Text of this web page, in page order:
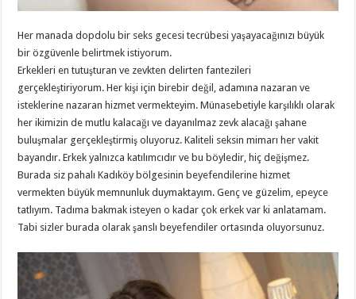
Her manada dopdolu bir seks gecesi tecrübesi yaşayacağınızı büyük
bir özgüvenle belirtmek istiyorum.
Erkekleri en tutuşturan ve zevkten delirten fantezileri
gerçekleştiriyorum. Her kişi için birebir değil, adamına nazaran ve
isteklerine nazaran hizmet vermekteyim. Münasebetiyle karşılıklı olarak
her ikimizin de mutlu kalacağı ve dayanılmaz zevk alacağı şahane
buluşmalar gerçekleştirmiş oluyoruz. Kaliteli seksin mimarı her vakit
bayandır. Erkek yalnızca katılımcıdır ve bu böyledir, hiç değişmez.
Burada siz pahalı Kadıköy bölgesinin beyefendilerine hizmet
vermekten büyük memnunluk duymaktayım. Genç ve güzelim, epeyce
tatlıyım. Tadıma bakmak isteyen o kadar çok erkek var ki anlatamam.
Tabi sizler burada olarak şanslı beyefendiler ortasında oluyorsunuz.